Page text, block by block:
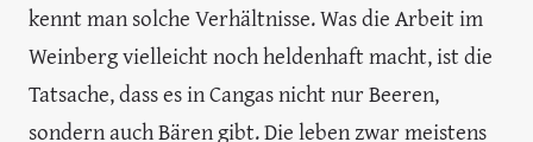
kennt man solche Verhältnisse. Was die Arbeit im
Weinberg vielleicht noch heldenhaft macht, ist die
Tatsache, dass es in Cangas nicht nur Beeren,
sondern auch Bären gibt. Die leben zwar meistens